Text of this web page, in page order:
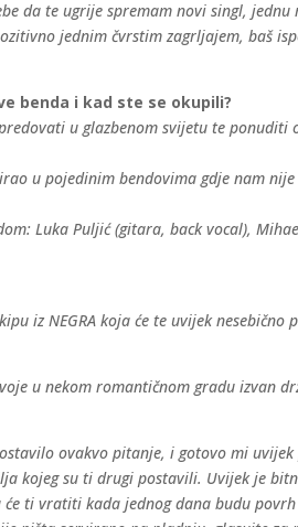
da te ugrije spremam novi singl,
jednim čvrstim zagrljajem, baš
benda i kad ste se okupili?
u glazbenom svijetu te
u pojedinim bendovima gdje nam
Luka Puljić (gitara, back vocal),
iz NEGRA koja će te uvijek nesebično
u nekom romantičnom gradu izvan
ovakvo pitanje, i gotovo mi
kojeg su ti drugi postavili. Uvijek je
ti vratiti kada jednog dana budu povrh